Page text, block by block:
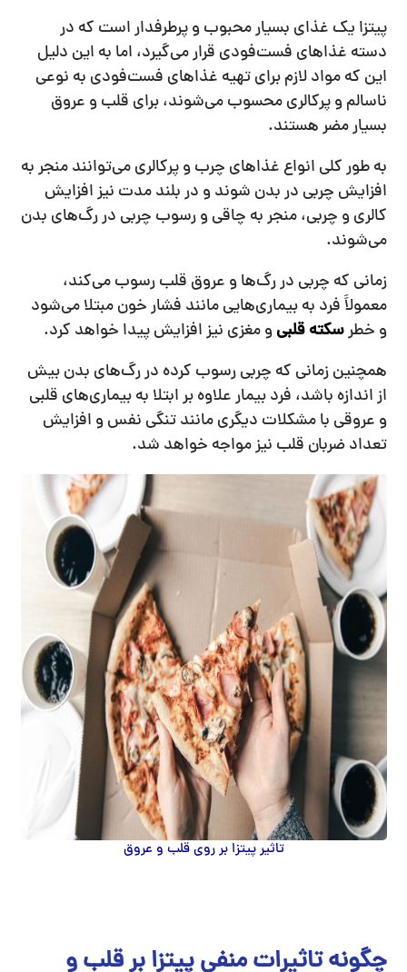
پیتزا یک غذای بسیار محبوب و پرطرفدار است که در
دسته غذاهای فست‌فودی قرار می‌گیرد، اما به این دلیل
این که مواد لازم برای تهیه غذاهای فست‌فودی به نوعی
ناسالم و پرکالری محسوب می‌شوند، برای قلب و عروق
بسیار مضر هستند.
به طور کلی انواع غذاهای چرب و پرکالری می‌توانند منجر به
افزایش چربی در بدن شوند و در بلند مدت نیز افزایش
کالری و چربی، منجر به چاقی و رسوب چربی در رگ‌های بدن
می‌شوند.
زمانی که چربی در رگ‌ها و عروق قلب رسوب می‌کند،
معمولاً فرد به بیماری‌هایی مانند فشار خون مبتلا می‌شود
و خطرسکته قلبیو مغزی نیز افزایش پیدا خواهد کرد.
همچنین زمانی که چربی‌ رسوب کرده در رگ‌های بدن بیش
از اندازه باشد، فرد بیمار علاوه بر ابتلا به بیماری‌های قلبی
و عروقی با مشکلات دیگری مانند تنگی نفس و افزایش
تعداد ضربان قلب نیز مواجه خواهد شد.
تاثیر پیتزا بر روی قلب و عروق
چگونه تاثیرات منفی پیتزا بر قلب و